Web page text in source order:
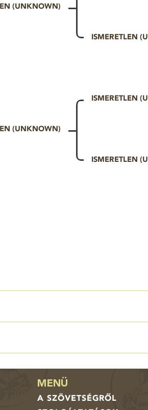
(UNKNOWN)
ISMERETLEN
(UNKNOWN)
ISMERETLEN
ISMERETLEN
MENÜ
A SZÖVETSÉGRŐL